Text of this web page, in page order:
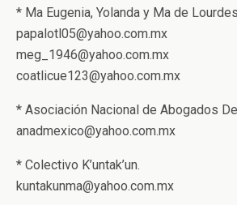
* Ma Eugenia, Yolanda y Ma de
papalotl05@yahoo.com.mx
meg_1946@yahoo.com.mx
coatlicue123@yahoo.com.mx
* Asociación Nacional de Abogados
anadmexico@yahoo.com.mx
* Colectivo K’untak’un.
kuntakunma@yahoo.com.mx